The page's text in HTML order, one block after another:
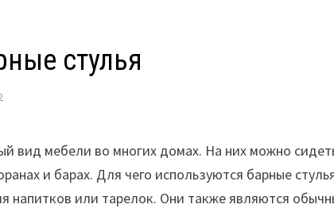
стулья
вид мебели во многих домах. На них можно
и барах. Для чего используются барные
напитков или тарелок. Они также являются